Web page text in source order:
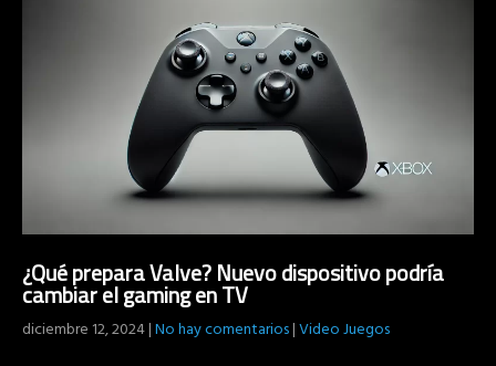
¿Qué prepara Valve? Nuevo dispositivo podría
cambiar el gaming en TV
diciembre 12, 2024|No hay comentarios|Video Juegos